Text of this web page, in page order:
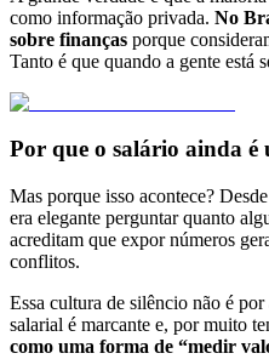
como informação privada. No
sobre finanças porque
Tanto é que quando a gente está
Por que o salário ainda é
Mas porque isso acontece?
era elegante perguntar quanto
acreditam que expor números
conflitos.
Essa cultura de silêncio não é
salarial é marcante e, por muito
como uma forma de “medir